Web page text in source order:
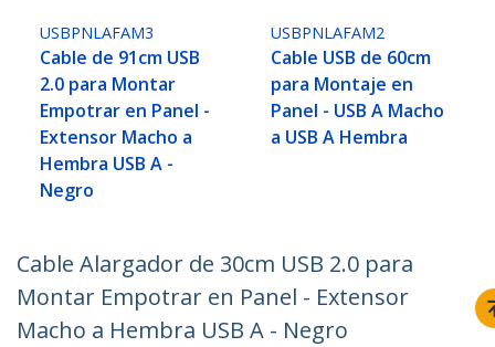
USBPNLAFAM3
Cable de 91cm USB
2.0 para Montar
Empotrar en Panel -
Extensor Macho a
Hembra USB A -
Negro
USBPNLAFAM2
Cable USB de 60cm
para Montaje en
Panel - USB A Macho
a USB A Hembra
Cable Alargador de 30cm USB 2.0 para
Montar Empotrar en Panel - Extensor
Macho a Hembra USB A - Negro